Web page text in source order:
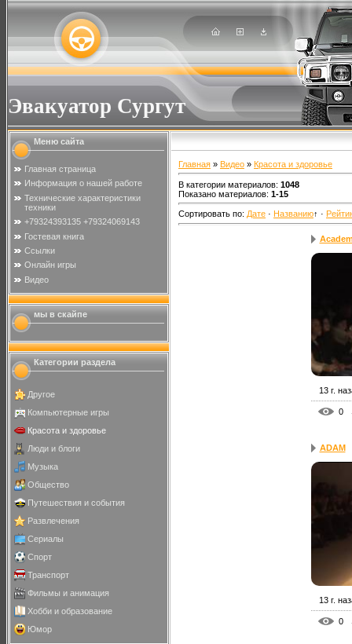
Эвакуатор Сургут
Меню сайта
Главная страница
Информация о нашей работе
Технические характеристики
техники
+79324393135 +79324069143
Гостевая книга
Ссылки
Онлайн игры
Видео
мы в скайпе
Категории раздела
Другое
Компьютерные игры
Красота и здоровье
Люди и блоги
Музыка
Общество
Путешествия и события
Развлечения
Сериалы
Спорт
Транспорт
Фильмы и анимация
Хобби и образование
Юмор
Главная » Видео » Красота и здоровье
В категории материалов: 1048
Показано материалов: 1-15
Сортировать по: Дате · Названию↑ ·
13 г.
0
ADAM
13 г.
0